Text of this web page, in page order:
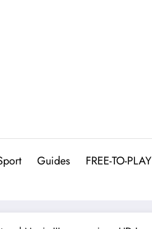
Guides FREE-TO-PLAY